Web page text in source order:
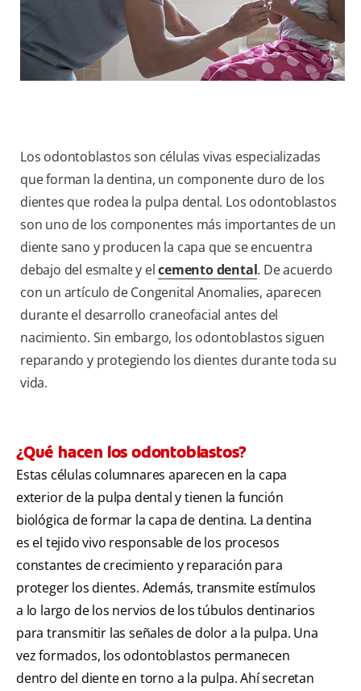
SUSCRÍBASE
Los odontoblastos son células vivas especializadas
que forman la dentina, un componente duro de los
dientes que rodea la pulpa dental. Los odontoblastos
son uno de los componentes más importantes de un
diente sano y producen la capa que se encuentra
debajo del esmalte y elcemento dental. De acuerdo
con un artículo de Congenital Anomalies, aparecen
durante el desarrollo craneofacial antes del
nacimiento. Sin embargo, los odontoblastos siguen
reparando y protegiendo los dientes durante toda su
vida.
¿Qué hacen los odontoblastos?
Estas células columnares aparecen en la capa
exterior de la pulpa dental y tienen la función
biológica de formar la capa de dentina. La dentina
es el tejido vivo responsable de los procesos
constantes de crecimiento y reparación para
proteger los dientes. Además, transmite estímulos
a lo largo de los nervios de los túbulos dentinarios
para transmitir las señales de dolor a la pulpa. Una
vez formados, los odontoblastos permanecen
dentro del diente en torno a la pulpa. Ahí secretan